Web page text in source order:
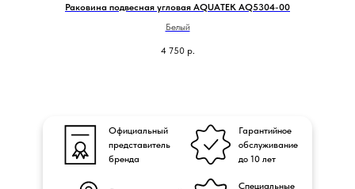
Раковина подвесная угловая AQUATEK AQ5304-00
Белый
4 750 р.
Официальный
представитель
бренда
Гарантийное
обслуживание
до 10 лет
Специальные